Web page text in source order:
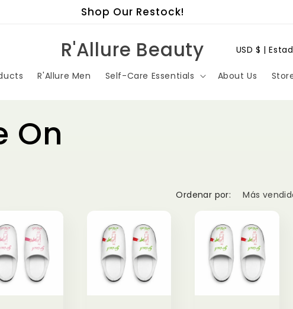
Shop Our Restock!
R'Allure Beauty
R'Allure Men Self-Care Essentials About Us
P
a
g
i
ó
n
USD $ |
On
Ordenar por: